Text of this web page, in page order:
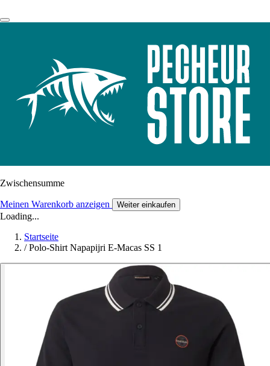
Zwischensumme
Meinen Warenkorb anzeigen Weiter einkaufen
Loading...
Startseite
/ Polo-Shirt Napapijri E-Macas SS 1